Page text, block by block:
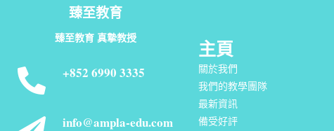
臻至教育
臻至教育 真摯教授
+852 6990 3335
info@ampla-edu.com
主頁
關於我們
我們的教學團隊
最新資訊
備受好評